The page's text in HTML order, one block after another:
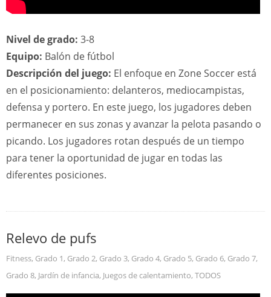
Nivel de grado: 3-8
Equipo: Balón de fútbol
Descripción del juego: El enfoque en Zone Soccer está
en el posicionamiento: delanteros, mediocampistas,
defensa y portero. En este juego, los jugadores deben
permanecer en sus zonas y avanzar la pelota pasando o
picando. Los jugadores rotan después de un tiempo
para tener la oportunidad de jugar en todas las
diferentes posiciones.
Relevo de pufs
Fitness, Grado 1, Grado 2, Grado 3, Grado 4, Grado 5, Grado 6, Grado 7,
Grado 8, Jardín de infancia, Juegos de calentamiento, TODOS